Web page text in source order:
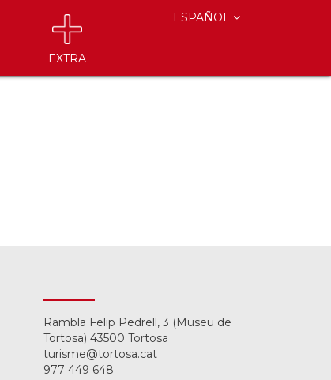
EXTRA
ESPAÑOL
Rambla Felip Pedrell, 3 (Museu de
Tortosa) 43500 Tortosa
turisme@tortosa.cat
977 449 648